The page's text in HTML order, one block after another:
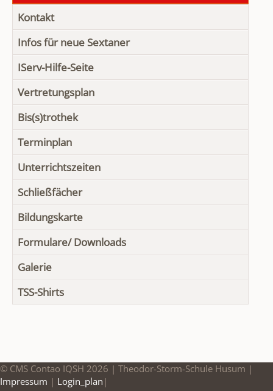
Kontakt
Infos für neue Sextaner
IServ-Hilfe-Seite
Vertretungsplan
Bis(s)trothek
Terminplan
Unterrichtszeiten
Schließfächer
Bildungskarte
Formulare/ Downloads
Galerie
TSS-Shirts
© CMS Contao IQSH 2026 | Theodor-Storm-Schule Husum |
Impressum | Login_plan |